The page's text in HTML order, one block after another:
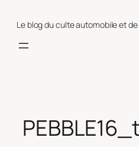
Le blog du culte automobile et